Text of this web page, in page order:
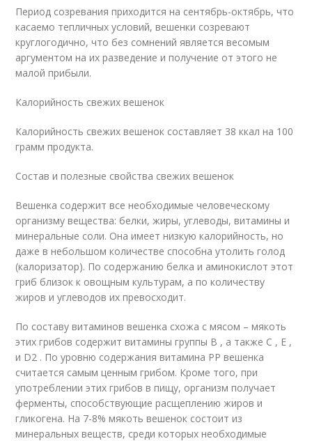
Период созревания приходится на сентябрь-октябрь, что
касаемо тепличных условий, вешенки созревают
круглогодично, что без сомнений является весомым
аргументом на их разведение и получение от этого не
малой прибыли.
Калорийность свежих вешенок
Калорийность свежих вешенок составляет 38 ккал на 100
грамм продукта.
Состав и полезные свойства свежих вешенок
Вешенка содержит все необходимые человеческому
организму вещества: белки, жиры, углеводы, витамины и
минеральные соли. Она имеет низкую калорийность, но
даже в небольшом количестве способна утолить голод
(калоризатор). По содержанию белка и аминокислот этот
гриб близок к овощным культурам, а по количеству
жиров и углеводов их превосходит.
По составу витаминов вешенка схожа с мясом – мякоть
этих грибов содержит витамины группы B , а также С , Е ,
и D2 . По уровню содержания витамина PP вешенка
считается самым ценным грибом. Кроме того, при
употреблении этих грибов в пищу, организм получает
ферменты, способствующие расщеплению жиров и
гликогена. На 7-8% мякоть вешенок состоит из
минеральных веществ, среди которых необходимые